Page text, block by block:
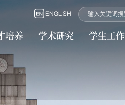
ENGLISH
培养 学术研究 学生工作